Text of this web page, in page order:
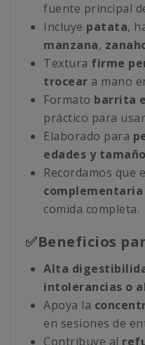
fuente principal
Incluye patata,
manzana,
Textura firme
trocear a mano
Formato barrita
práctico para
Elaborado para
edades y
Recordamos que
complementaria
comida completa.
✅Beneficios
Alta
intolerancias o
Apoya la
en sesiones de
Contribuye al